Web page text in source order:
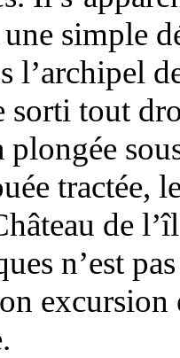
simple
l’archipel
sorti tout
tractée,
de
n’est